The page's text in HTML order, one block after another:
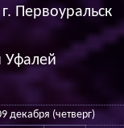
Первоуральск
Уфалей
декабря (четверг)